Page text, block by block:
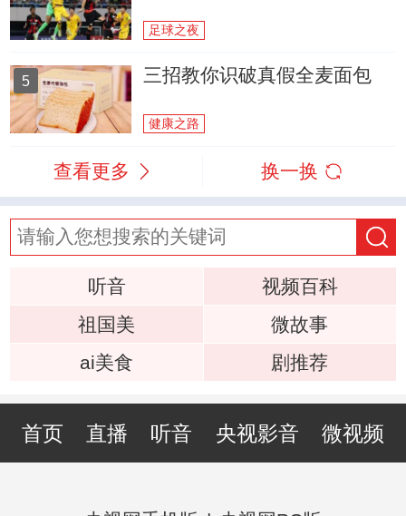
足球之夜
5 三招教你识破真假全麦面包
健康之路
查看更多 换一换
听音
视频百科
祖国美
微故事
ai美食
剧推荐
首页 直播 听音 央视影音 微视频